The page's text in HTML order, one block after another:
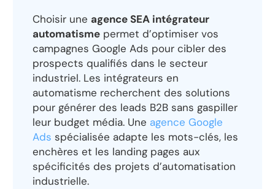
Choisir une agence SEA intégrateur
automatisme permet d’optimiser vos
campagnes Google Ads pour cibler des
prospects qualifiés dans le secteur
industriel. Les intégrateurs en
automatisme recherchent des solutions
pour générer des leads B2B sans gaspiller
leur budget média. Une agence Google
Ads spécialisée adapte les mots-clés, les
enchères et les landing pages aux
spécificités des projets d’automatisation
industrielle.